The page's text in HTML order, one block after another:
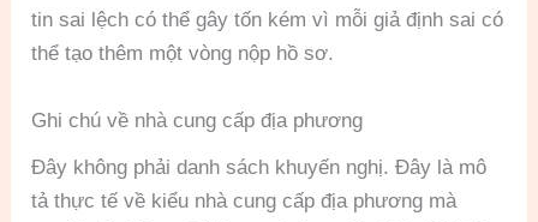
tin sai lệch có thể gây tốn kém vì mỗi giả định sai có
thể tạo thêm một vòng nộp hồ sơ.
Ghi chú về nhà cung cấp địa phương
Đây không phải danh sách khuyến nghị. Đây là mô
tả thực tế về kiểu nhà cung cấp địa phương mà